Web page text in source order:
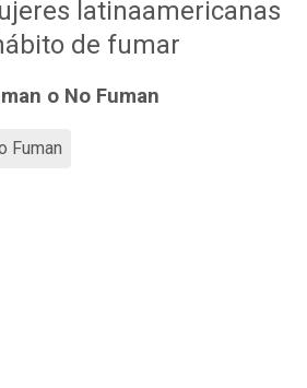
latinaamericanas
de fumar
o No Fuman
Fuman